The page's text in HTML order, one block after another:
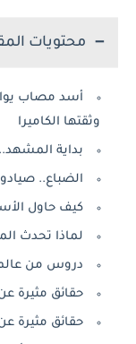
محتويات
أسد مصاب
وثقتها الكاميرا
بداية
الضباع..
كيف حاول
لماذا تحدث
دروس من عالم
حقائق مثيرة
حقائق مثيرة